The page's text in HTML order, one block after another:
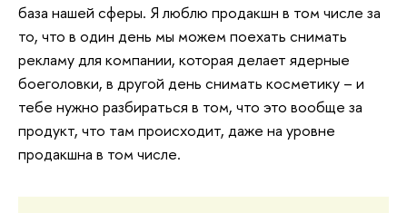
база нашей сферы. Я люблю продакшн в том числе за
то, что в один день мы можем поехать снимать
рекламу для компании, которая делает ядерные
боеголовки, в другой день снимать косметику – и
тебе нужно разбираться в том, что это вообще за
продукт, что там происходит, даже на уровне
продакшна в том числе.